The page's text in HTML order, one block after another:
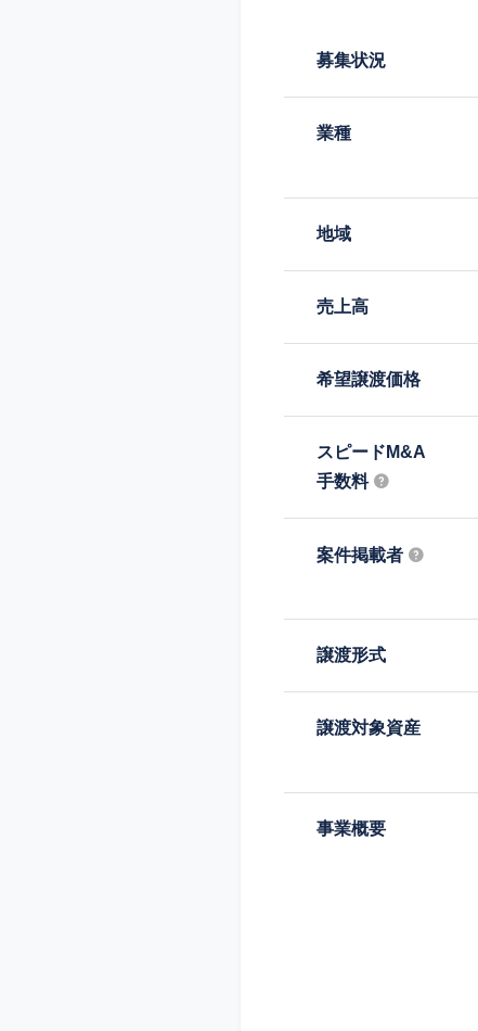
募集状況
業種
地域
売上高
希望譲渡価格
スピードM&A
手数料
案件掲載者
譲渡形式
譲渡対象資産
事業概要